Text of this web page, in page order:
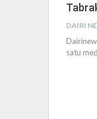
DAIRI
satu